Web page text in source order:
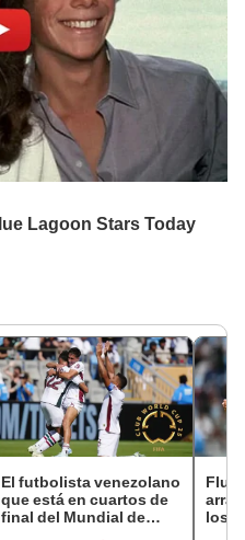
El futbolista venezolano
que está en cuartos de
final del Mundial de
los